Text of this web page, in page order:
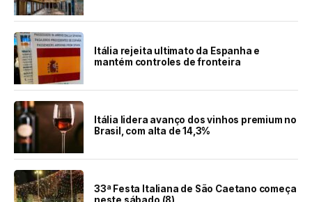
Itália rejeita ultimato da Espanha e
mantém controles de fronteira
Itália lidera avanço dos vinhos premium no
Brasil, com alta de 14,3%
33ª Festa Italiana de São Caetano começa